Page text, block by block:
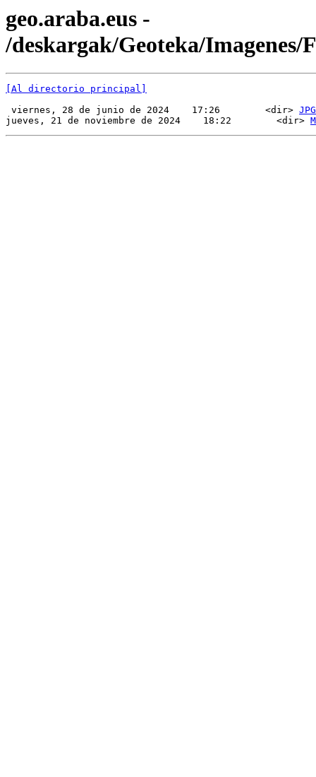
geo.araba.eus -
/deskargak/Geoteka/Imagenes/
[Al directorio principal]
viernes, 28 de junio de 2024    17:26        <dir> JPG
jueves, 21 de noviembre de 2024    18:22        <dir>